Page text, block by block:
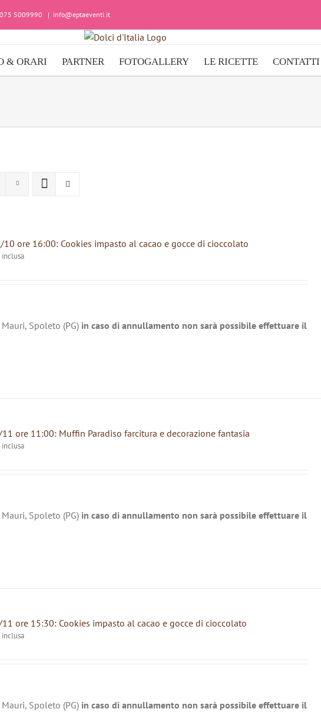
075 5009990 | info@eptaeventi.it
& ORARI PARTNER FOTOGALLERY LE RICETTE CONTATTI
10 ore 16:00: Cookies impasto al cacao e gocce di cioccolato
inclusa
Spoleto (PG) in caso di annullamento non sarà possibile effettuare il
ore 11:00: Muffin Paradiso farcitura e decorazione fantasia
inclusa
Spoleto (PG) in caso di annullamento non sarà possibile effettuare il
ore 15:30: Cookies impasto al cacao e gocce di cioccolato
inclusa
Spoleto (PG) in caso di annullamento non sarà possibile effettuare il